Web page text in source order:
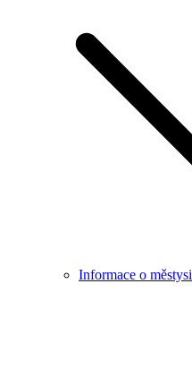
Informace o městysi